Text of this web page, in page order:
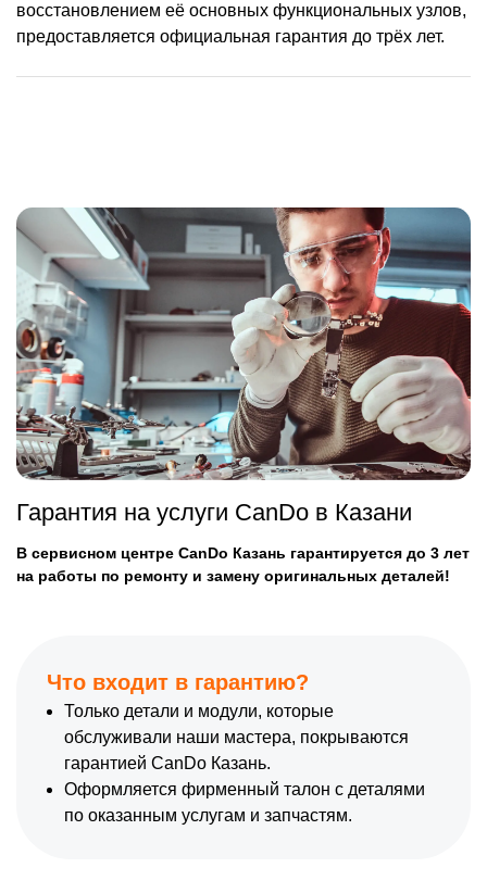
восстановлением её основных функциональных узлов,
предоставляется официальная гарантия до трёх лет.
Гарантия на услуги CanDo в Казани
В сервисном центре CanDo Казань гарантируется до 3 лет
на работы по ремонту и замену оригинальных деталей!
Что входит в гарантию?
Только детали и модули, которые
обслуживали наши мастера, покрываются
гарантией CanDo Казань.
Оформляется фирменный талон с деталями
по оказанным услугам и запчастям.